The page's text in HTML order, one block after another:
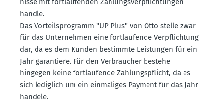
nisse mit fortlau­fenden Zahlungs­ver­pflich­tungen
handle.
Das Vorteils­pro­gramm "UP Plus" von Otto stelle zwar
für das Unter­nehmen eine fortlau­fende Verpflichtung
dar, da es dem Kunden bestimmte Leistungen für ein
Jahr garan­tiere. Für den Verbraucher bestehe
hingegen keine fortlau­fende Zahlungs­pflicht, da es
sich lediglich um ein einma­liges Payment für das Jahr
handele.